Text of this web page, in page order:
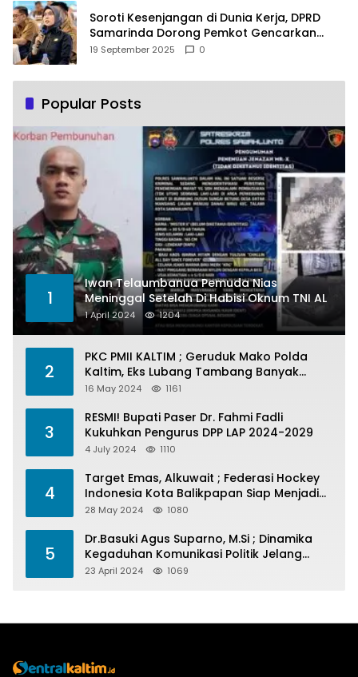
Soroti Kesenjangan di Dunia Kerja, DPRD
Samarinda Dorong Pemkot Gencarkan
Pemberdayaan Perempuan
19 September 2025 0
Popular Posts
1
Iwan Telaumbanua Pemuda Nias
Meninggal Setelah Di Habisi Oknum TNI AL
1 April 2024 1204
2
PKC PMII KALTIM ; Geruduk Mako Polda
Kaltim, Eks Lubang Tambang Banyak
Menelan Korban
16 May 2024 1161
3
RESMI! Bupati Paser Dr. Fahmi Fadli
Kukuhkan Pengurus DPP LAP 2024-2029
4 July 2024 1110
4
Target Emas, Alkuwait ; Federasi Hockey
Indonesia Kota Balikpapan Siap Menjadi
Barometer Prestasi Di Kaltim
28 May 2024 1080
5
Dr.Basuki Agus Suparno, M.Si ; Dinamika
Kegaduhan Komunikasi Politik Jelang
Pesta Politik 2024
23 April 2024 1069